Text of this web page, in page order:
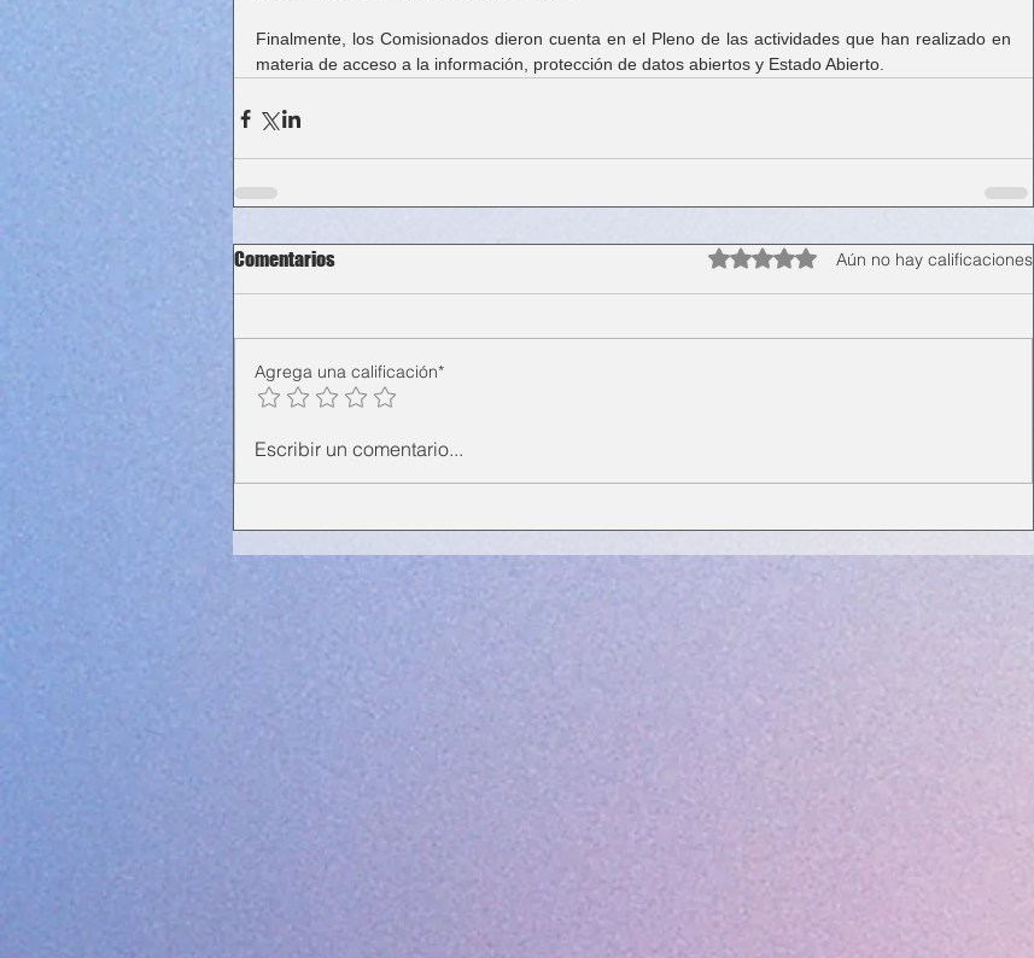
Finalmente, los Comisionados dieron cuenta en el Pleno de las actividades que han realizado en
materia de acceso a la información, protección de datos abiertos y Estado Abierto.
Comentarios Obtuvo 0 de 5 estrellas.Aún no hay calificaciones
Agrega una calificación*
Escribir un comentario...